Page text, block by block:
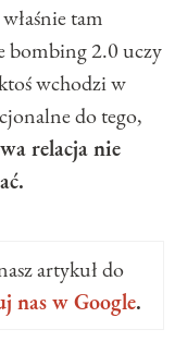
tam
bombing 2.0 uczy
wchodzi w
do tego,
relacja nie
artykuł do
nas w Google.